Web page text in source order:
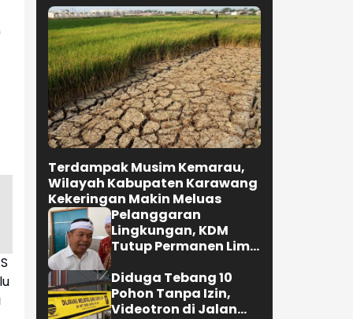
Terdampak Musim Kemarau,
Wilayah Kabupaten Karawang
Kekeringan Makin Meluas
Pelanggaran
Lingkungan, KDM
Tutup Permanen Lima
di Cipatat
Diduga Tebang 10
Pohon Tanpa Izin,
Videotron di Jalan